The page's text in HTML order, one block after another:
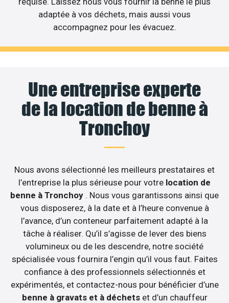
adaptée à vos déchets, mais aussi vous
accompagnez pour les évacuez.
Une entreprise experte
de la location de benne à
Tronchoy
Nous avons sélectionné les meilleurs prestataires et
l’entreprise la plus sérieuse pour votre location de
benne à Tronchoy . Nous vous garantissons ainsi que
vous disposerez, à la date et à l’heure convenue à
l’avance, d’un conteneur parfaitement adapté à la
tâche à réaliser. Qu’il s’agisse de lever des biens
volumineux ou de les descendre, notre société
spécialisée vous fournira l’engin qu’il vous faut. Faites
confiance à des professionnels sélectionnés et
expérimentés, et contactez-nous pour bénéficier d’une
benne à gravats et à déchetset d’un chauffeur